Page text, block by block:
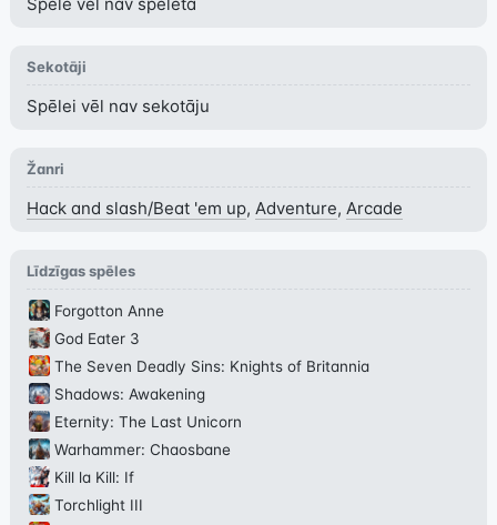
Sekotāji
Spēlei vēl nav sekotāju
Žanri
Hack and slash/Beat 'em up, Adventure, Arcade
Līdzīgas spēles
Forgotton Anne
God Eater 3
The Seven Deadly Sins: Knights of Britannia
Shadows: Awakening
Eternity: The Last Unicorn
Warhammer: Chaosbane
Kill la Kill: If
Torchlight III